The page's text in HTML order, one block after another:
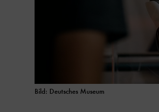
Bild: Deutsches Museum